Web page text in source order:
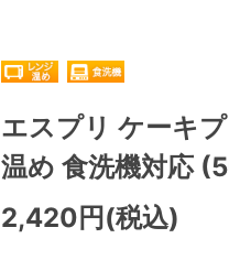
エスプリ ケーキ
温め 食洗機対応
2,420円(税込)